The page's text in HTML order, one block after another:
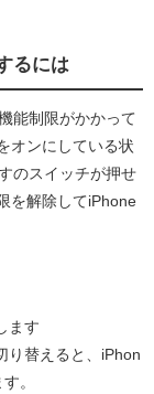
るには
能制限がかかって
オンにしている状
のスイッチが押せ
を解除してiPhone
ます
替えると、iPhon
。